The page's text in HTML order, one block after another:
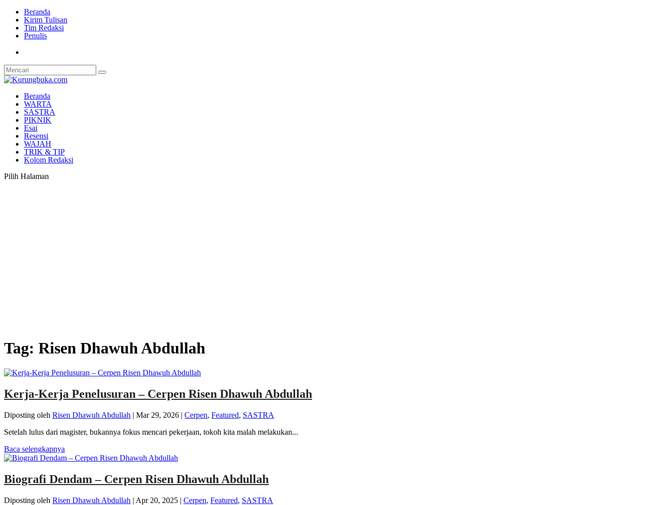
Beranda
Kirim Tulisan
Tim Redaksi
Penulis
Beranda
WARTA
SASTRA
PIKNIK
Esai
Resensi
WAJAH
TRIK & TIP
Kolom Redaksi
Pilih Halaman
Tag: Risen Dhawuh Abdullah
Kerja-Kerja Penelusuran – Cerpen Risen Dhawuh Abdullah
Diposting oleh Risen Dhawuh Abdullah | Mar 29, 2026 | Cerpen, Featured, SASTRA
Setelah lulus dari magister, bukannya fokus mencari pekerjaan, tokoh kita malah melakukan...
Baca selengkapnya
Biografi Dendam – Cerpen Risen Dhawuh Abdullah
Diposting oleh Risen Dhawuh Abdullah | Apr 20, 2025 | Cerpen, Featured, SASTRA